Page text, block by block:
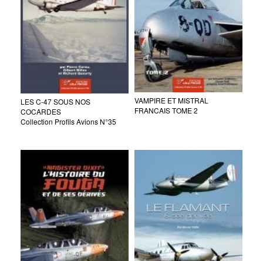
LES C-47 SOUS NOS
COCARDES
Collection Profils Avions N°35
VAMPIRE ET MISTRAL
FRANCAIS TOME 2